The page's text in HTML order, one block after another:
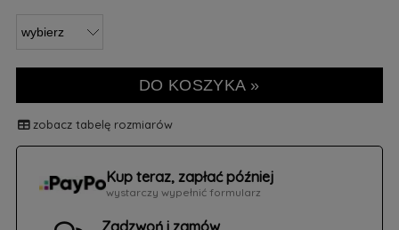
DO KOSZYKA »
zobacz tabelę rozmiarów
Kup teraz, zapłać później
wystarczy wypełnić formularz
Zadzwoń i zamów